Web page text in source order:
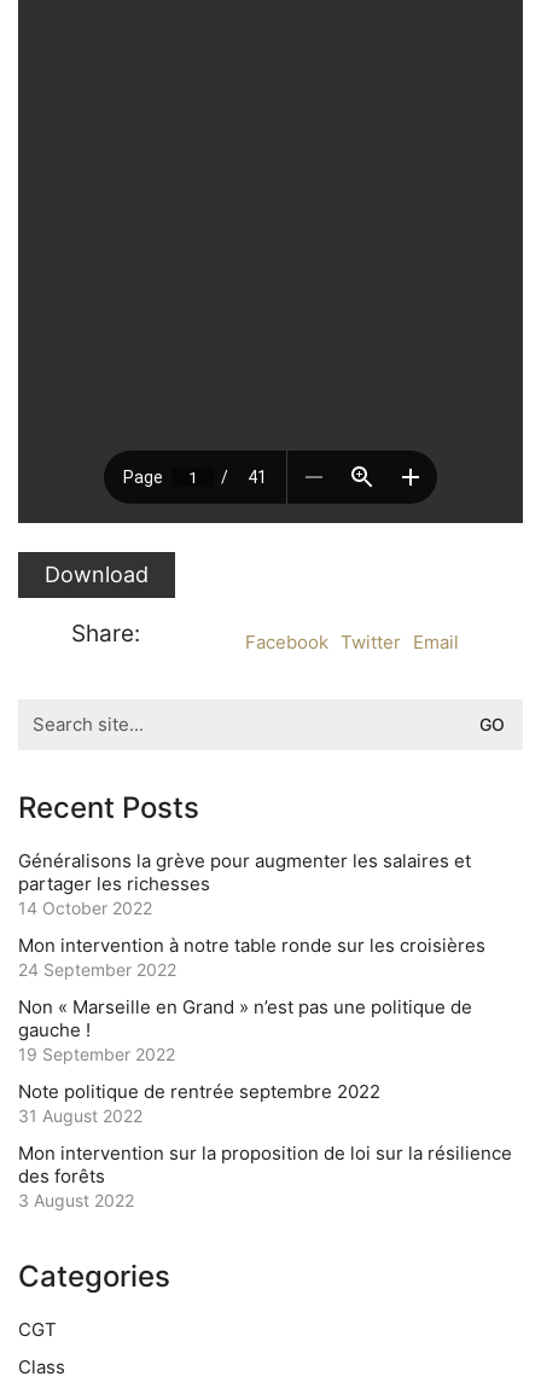
Download
Share: Facebook Twitter Email
for:
Recent Posts
Généralisons la grève pour augmenter les salaires et
partager les richesses
14 October 2022
Mon intervention à notre table ronde sur les croisières
24 September 2022
Non « Marseille en Grand » n’est pas une politique de
gauche !
19 September 2022
Note politique de rentrée septembre 2022
31 August 2022
Mon intervention sur la proposition de loi sur la résilience
des forêts
3 August 2022
Categories
CGT
Class